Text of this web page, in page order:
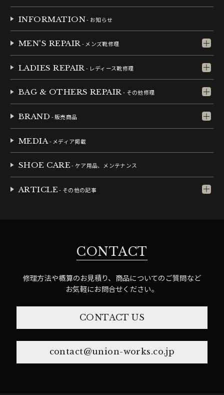
INFORMATION- お知らせ
MEN'S REPAIR- メンズ靴修理
LADIES REPAIR - レディース靴修理
BAG & OTHERS REPAIR- その他修理
BRAND - 販売商品
MEDIA- メディア掲載
SHOE CARE- ケア用品、メンテナンス
ARTICLE- その他の記事
CONTACT
修理方法や概算のお見積り、商品についてのご質問など
お気軽にお問合せください。
CONTACT US
contact@union-works.co.jp